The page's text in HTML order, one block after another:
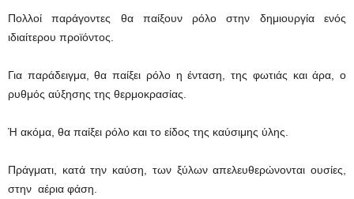
Πολλοί παράγοντες θα παίξουν ρόλο στην δημιουργία ενός
ιδιαίτερου προϊόντος.
Για παράδειγμα, θα παίξει ρόλο η ένταση, της φωτιάς και άρα, ο
ρυθμός αύξησης της θερμοκρασίας.
Ή ακόμα, θα παίξει ρόλο και το είδος της καύσιμης ύλης.
Πράγματι, κατά την καύση, των ξύλων απελευθερώνονται ουσίες,
στην αέρια φάση.